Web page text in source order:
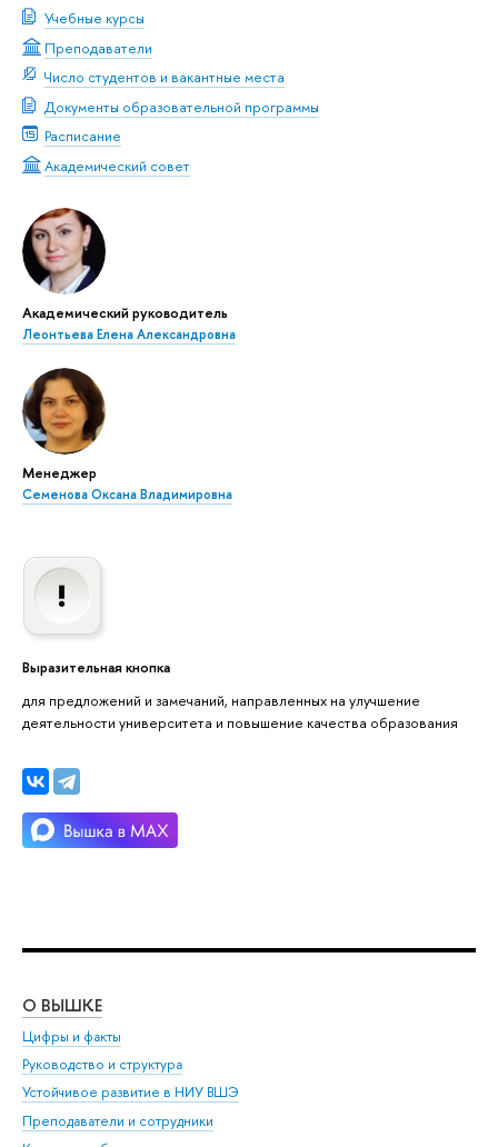
Учебные курсы
Преподаватели
Число студентов и вакантные места
Документы образовательной программы
Расписание
Академический совет
Академический руководитель
Леонтьева Елена Александровна
Менеджер
Семенова Оксана Владимировна
Выразительная кнопка
для предложений и замечаний, направленных на улучшение
деятельности университета и повышение качества образования
О ВЫШКЕ
Цифры и факты
Руководство и структура
Устойчивое развитие в НИУ ВШЭ
Преподаватели и сотрудники